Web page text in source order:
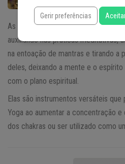
As Pulseiras Budistaspodem ser
auxiliando nas práticas meditativas,
na entoação de mantras e tirando a
deles, deixando a mente e o
com o plano espiritual.
Elas são instrumentos versáteis
Yoga ao aumentar a concentração
dos chakras ou ser utilizado como
Gerir preferências